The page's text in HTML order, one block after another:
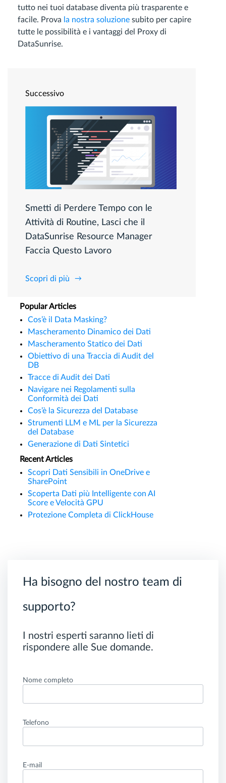
tutto nei tuoi database diventa più trasparente e
facile. Prova la nostra soluzione subito per capire
tutte le possibilità e i vantaggi del Proxy di
DataSunrise.
Successivo
Smetti di Perdere Tempo con le
Attività di Routine, Lasci che il
DataSunrise Resource Manager
Faccia Questo Lavoro
Scopri di più
Popular Articles
Cos’è il Data Masking?
Mascheramento Dinamico dei Dati
Mascheramento Statico dei Dati
Obiettivo di una Traccia di Audit del
DB
Tracce di Audit dei Dati
Navigare nei Regolamenti sulla
Conformità dei Dati
Cos’è la Sicurezza del Database
Strumenti LLM e ML per la Sicurezza
del Database
Generazione di Dati Sintetici
Recent Articles
Scopri Dati Sensibili in OneDrive e
SharePoint
Scoperta Dati più Intelligente con AI
Score e Velocità GPU
Protezione Completa di ClickHouse
Ha bisogno del nostro team di
supporto?
I nostri esperti saranno lieti di
rispondere alle Sue domande.
Nome completo
Telefono
E-mail